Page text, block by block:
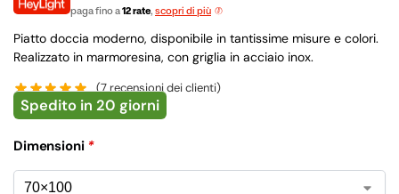
paga fino a12 rate, scopri di più
Piatto doccia moderno, disponibile in tantissime misure e colori.
Realizzato in marmoresina, con griglia in acciaio inox.
(7recensioni dei clienti)
Spedito in 20 giorni
Dimensioni *